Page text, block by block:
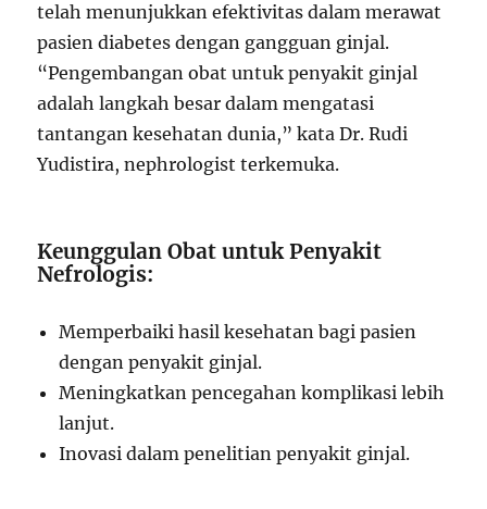
telah menunjukkan efektivitas dalam merawat
pasien diabetes dengan gangguan ginjal.
“Pengembangan obat untuk penyakit ginjal
adalah langkah besar dalam mengatasi
tantangan kesehatan dunia,” kata Dr. Rudi
Yudistira, nephrologist terkemuka.
Keunggulan Obat untuk Penyakit
Nefrologis:
Memperbaiki hasil kesehatan bagi pasien
dengan penyakit ginjal.
Meningkatkan pencegahan komplikasi lebih
lanjut.
Inovasi dalam penelitian penyakit ginjal.